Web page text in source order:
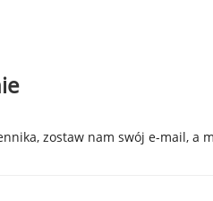
zostaw nam swój e-mail, a